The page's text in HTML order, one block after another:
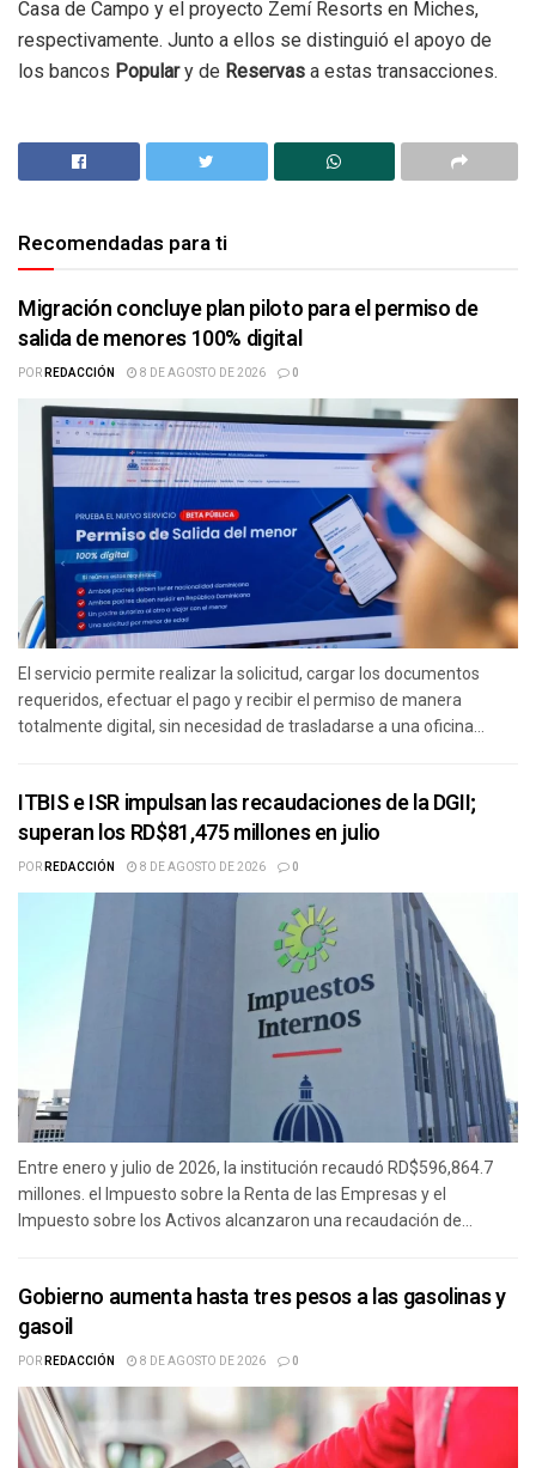
Casa de Campo y el proyecto Zemí Resorts en Miches,
respectivamente. Junto a ellos se distinguió el apoyo de
los bancos Populary de Reservas a estas transacciones.
Recomendadas para ti
Migración concluye plan piloto para el permiso de
salida de menores 100% digital
PORREDACCIÓN 8 DE AGOSTO DE 2026 0
El servicio permite realizar la solicitud, cargar los documentos
requeridos, efectuar el pago y recibir el permiso de manera
totalmente digital, sin necesidad de trasladarse a una oficina...
ITBIS e ISR impulsan las recaudaciones de la DGII;
superan los RD$81,475 millones en julio
PORREDACCIÓN 8 DE AGOSTO DE 2026 0
Entre enero y julio de 2026, la institución recaudó RD$596,864.7
millones. el Impuesto sobre la Renta de las Empresas y el
Impuesto sobre los Activos alcanzaron una recaudación de...
Gobierno aumenta hasta tres pesos a las gasolinas y
gasoil
PORREDACCIÓN 8 DE AGOSTO DE 2026 0